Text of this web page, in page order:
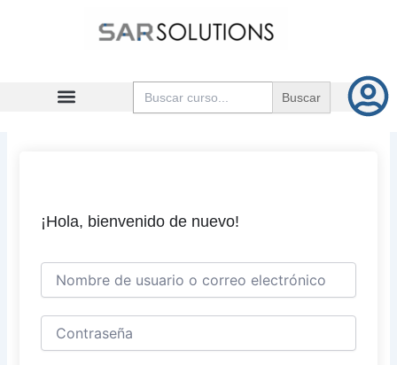
Buscar:
¡Hola, bienvenido de nuevo!